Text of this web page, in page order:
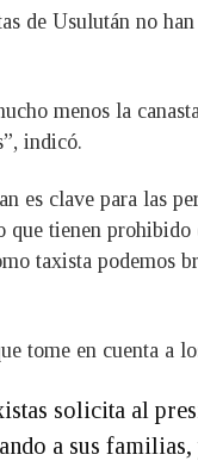
de Usulután no
menos la
indicó.
es clave para las
que tienen
taxista
tome en cuenta a
solicita al
a sus